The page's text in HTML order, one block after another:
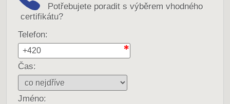
Potřebujete poradit s výběrem vhodného
certifikátu?
Telefon:
Čas:
Jméno: